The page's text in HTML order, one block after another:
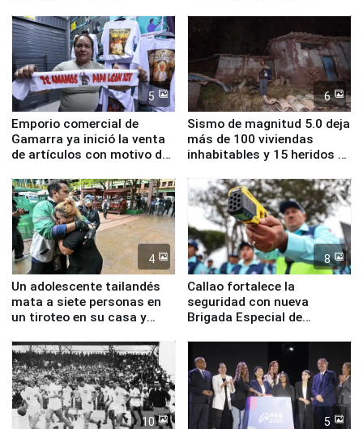
educación, salud y empleo
5
Emporio comercial de
Gamarra ya inició la venta
de artículos con motivo de
6
Sismo de magnitud 5.0 deja
más de 100 viviendas
inhabitables y 15 heridos en
4
Un adolescente tailandés
mata a siete personas en
un tiroteo en su casa y
8
Callao fortalece la
seguridad con nueva
Brigada Especial de
equipamiento para
Serenazgo
10 5